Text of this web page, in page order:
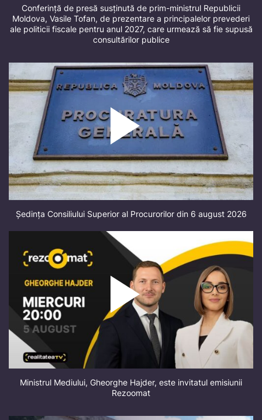
Conferință de presă susținută de prim-ministrul Republicii
Moldova, Vasile Tofan, de prezentare a principalelor prevederi
ale politicii fiscale pentru anul 2027, care urmează să fie supusă
consultărilor publice
Ședința Consiliului Superior al Procurorilor din 6 august 2026
Ministrul Mediului, Gheorghe Hajder, este invitatul emisiunii
Rezoomat